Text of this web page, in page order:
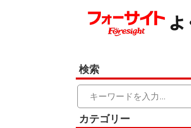
検索
カテゴリー